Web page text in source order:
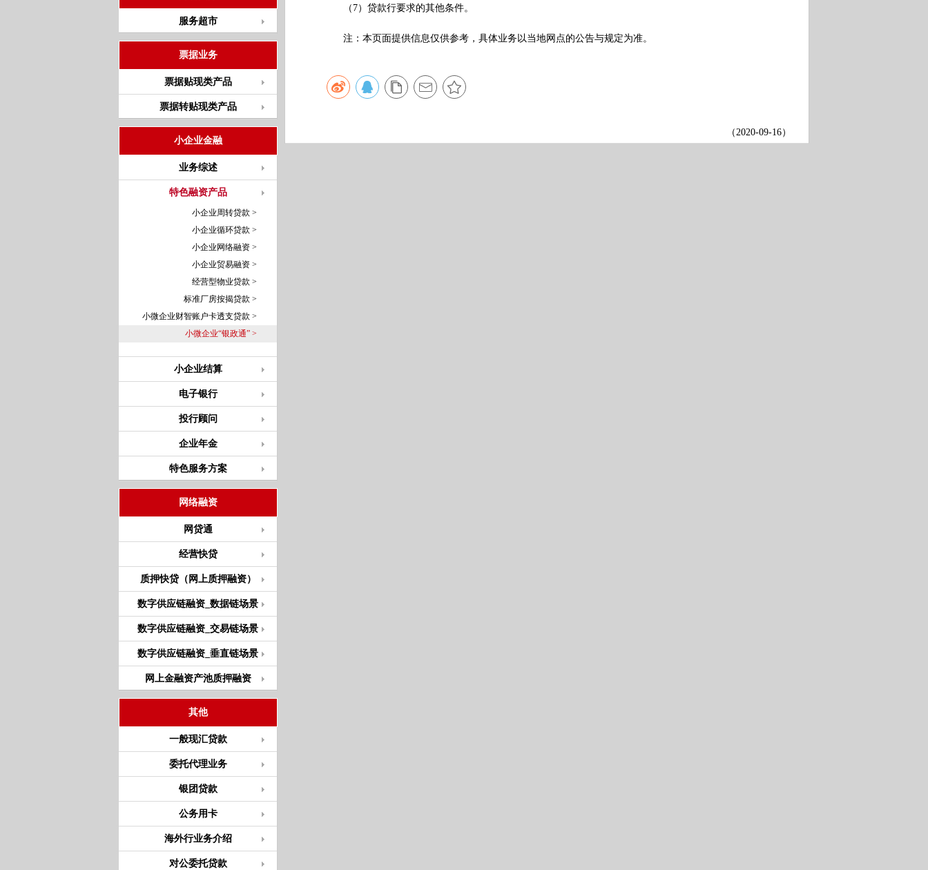
服务超市
票据业务
票据贴现类产品
票据转贴现类产品
小企业金融
业务综述
特色融资产品
小企业周转贷款 >
小企业循环贷款 >
小企业网络融资 >
小企业贸易融资 >
经营型物业贷款 >
标准厂房按揭贷款 >
小微企业财智账户卡透支贷款 >
小微企业“银政通” >
小企业结算
电子银行
投行顾问
企业年金
特色服务方案
网络融资
网贷通
经营快贷
质押快贷（网上质押融资）
数字供应链融资_数据链场景
数字供应链融资_交易链场景
数字供应链融资_垂直链场景
网上金融资产池质押融资
其他
一般现汇贷款
委托代理业务
银团贷款
公务用卡
海外行业务介绍
对公委托贷款
（7）贷款行要求的其他条件。
注：本页面提供信息仅供参考，具体业务以当地网点的公告与规定为准。
（2020-09-16）